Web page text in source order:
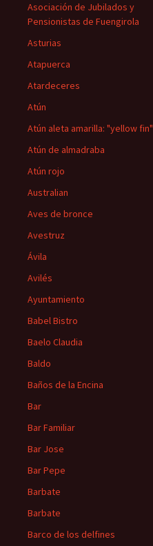
Asociación de Jubilados y
Pensionistas de Fuengirola
Asturias
Atapuerca
Atardeceres
Atún
Atún aleta amarilla: "yellow fin"
Atún de almadraba
Atún rojo
Australian
Aves de bronce
Avestruz
Ávila
Avilés
Ayuntamiento
Babel Bistro
Baelo Claudia
Baldo
Baños de la Encina
Bar
Bar Familiar
Bar Jose
Bar Pepe
Barbate
Barbate
Barco de los delfines